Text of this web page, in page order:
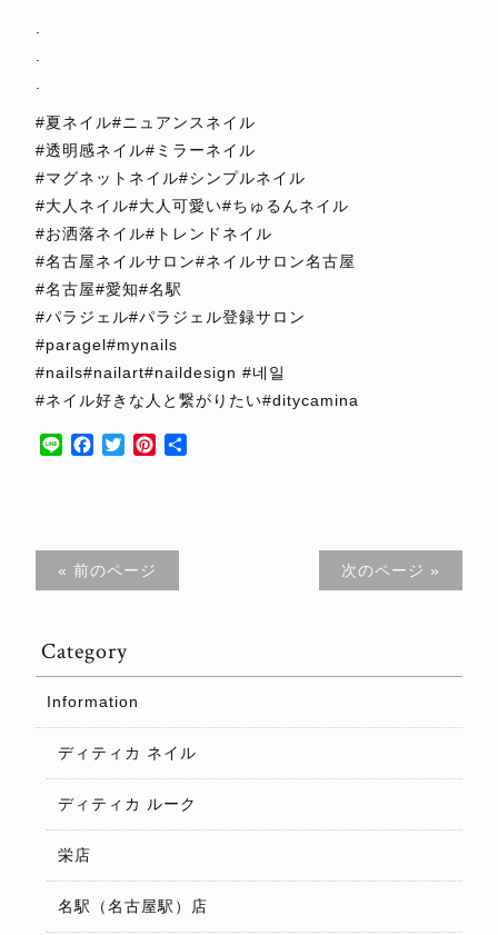
#夏ネイル#ニュアンスネイル
#透明感ネイル#ミラーネイル
#マグネットネイル#シンプルネイル
#大人ネイル#大人可愛い#ちゅるんネイル
#お洒落ネイル#トレンドネイル
#名古屋ネイルサロン#ネイルサロン名古屋
#名古屋#愛知#名駅
#パラジェル#パラジェル登録サロン
#paragel#mynails
#nails#nailart#naildesign #네일
#ネイル好きな人と繋がりたい#ditycamina
Line Facebook
TwitterPinterest
« 前のページ 次のページ »
Category
Information
ディティカ ネイル
ディティカ ルーク
栄店
名駅（名古屋駅）店